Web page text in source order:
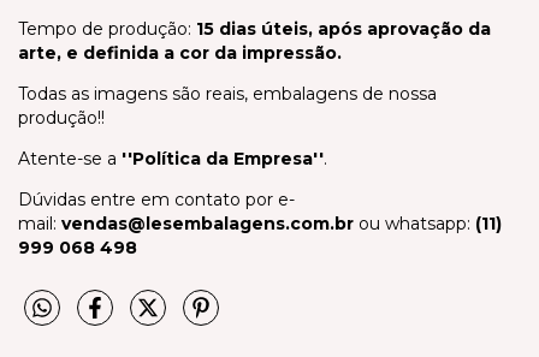
Tempo de produção: 15 dias úteis, após aprovação da
arte, e definida a cor da impressão.
Todas as imagens são reais, embalagens de nossa
produção!!
Atente-se a ''Política da Empresa''.
Dúvidas entre em contato por e-
mail: vendas@lesembalagens.com.br ou whatsapp: (11)
999 068 498